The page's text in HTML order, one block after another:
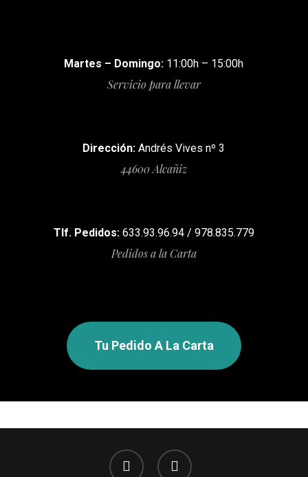
Martes – Domingo: 11:00h – 15:00h
Servicio para llevar
Dirección: Andrés Vives nº 3
44600 Alcañiz
Tlf. Pedidos:633.93.96.94 / 978.835.779
Pedidos a la Carta
Tu Pedido A La Carta
facebook instagram